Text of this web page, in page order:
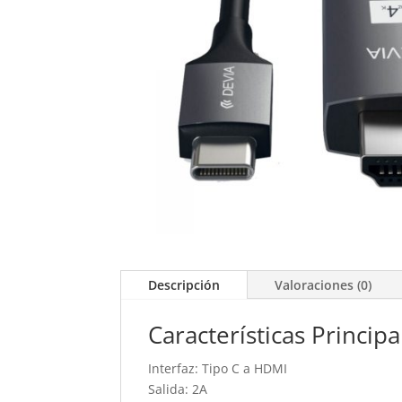
Descripción Valoraciones (0)
Características
Interfaz: Tipo C a HDMI
Salida: 2A